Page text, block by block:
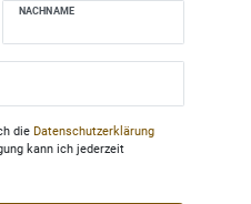
NACHNAME
die Daten­schutz­erklärung
kann ich jederzeit